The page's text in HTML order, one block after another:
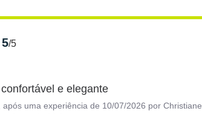
5/5
e elegante
, após uma experiência de 10/07/2026 porChristiane